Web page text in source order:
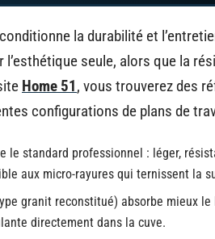
la durabilité et
seule, alors que la
Home 51, vous trouverez des
configurations de plans de
le standard professionnel : léger,
aux micro-rayures qui ternissent la
granit reconstitué) absorbe mieux
directement dans la cuve.